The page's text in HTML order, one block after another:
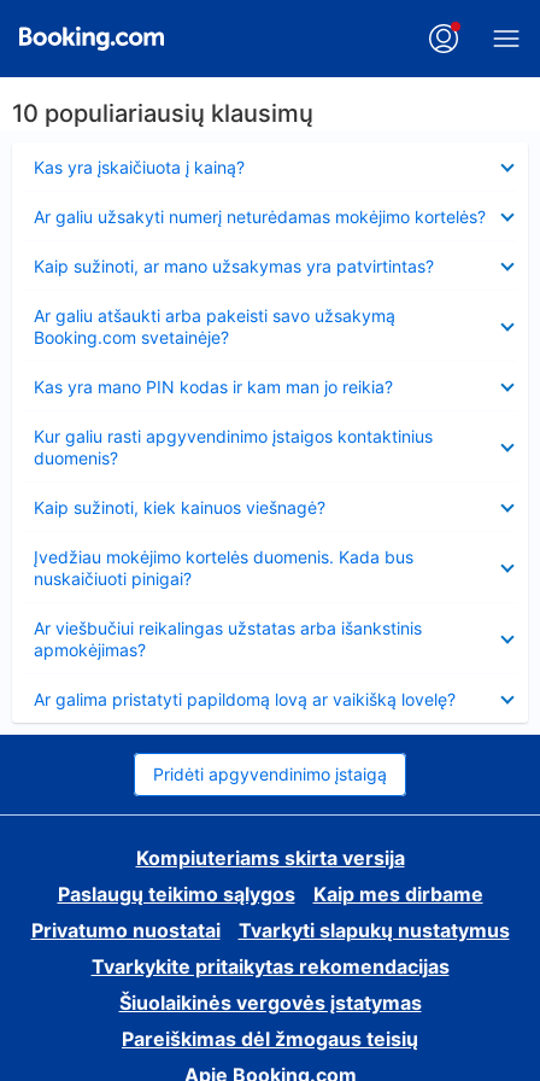
10 populiariausių klausimų
Kas yra įskaičiuota į kainą?
Ar galiu užsakyti numerį neturėdamas mokėjimo kortelės?
Kaip sužinoti, ar mano užsakymas yra patvirtintas?
Ar galiu atšaukti arba pakeisti savo užsakymą
Booking.com svetainėje?
Kas yra mano PIN kodas ir kam man jo reikia?
Kur galiu rasti apgyvendinimo įstaigos kontaktinius
duomenis?
Kaip sužinoti, kiek kainuos viešnagė?
Įvedžiau mokėjimo kortelės duomenis. Kada bus
nuskaičiuoti pinigai?
Ar viešbučiui reikalingas užstatas arba išankstinis
apmokėjimas?
Ar galima pristatyti papildomą lovą ar vaikišką lovelę?
Pridėti apgyvendinimo įstaigą
Kompiuteriams skirta versija
Paslaugų teikimo sąlygos
Kaip mes dirbame
Privatumo nuostatai
Tvarkyti slapukų nustatymus
Tvarkykite pritaikytas rekomendacijas
Šiuolaikinės vergovės įstatymas
Pareiškimas dėl žmogaus teisių
Apie Booking.com